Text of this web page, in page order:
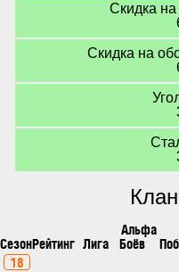
Скидка на
Скидка на
Альфа
СезонРейтинг Лига Боёв
18